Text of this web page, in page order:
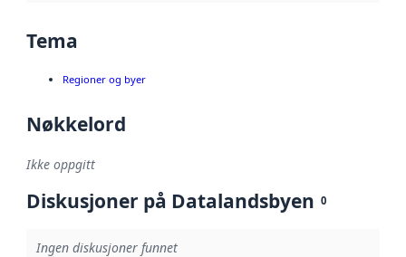
Tema
Regioner og byer
Nøkkelord
Ikke oppgitt
Diskusjoner på Datalandsbyen 0
Ingen diskusjoner funnet